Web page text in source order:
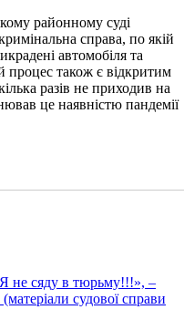
районному суді
справа, по якій
автомобіля та
процес також є відкритим
разів не приходив на
це наявністю пандемії
не сяду в тюрьму!!!», –
судової справи